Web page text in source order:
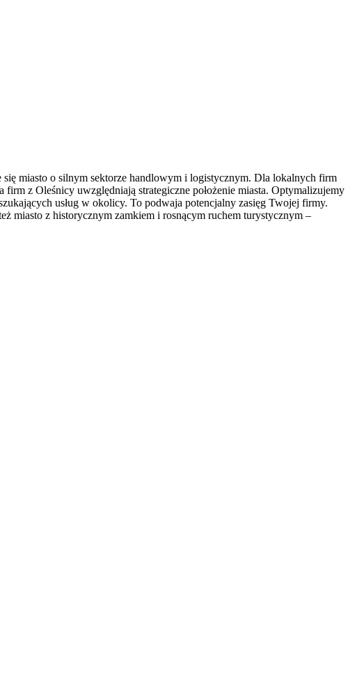
miasto o silnym sektorze handlowym i logistycznym. Dla lokalnych firm
z Oleśnicy uwzględniają strategiczne położenie miasta. Optymalizujemy
usług w okolicy. To podwaja potencjalny zasięg Twojej firmy.
miasto z historycznym zamkiem i rosnącym ruchem turystycznym –